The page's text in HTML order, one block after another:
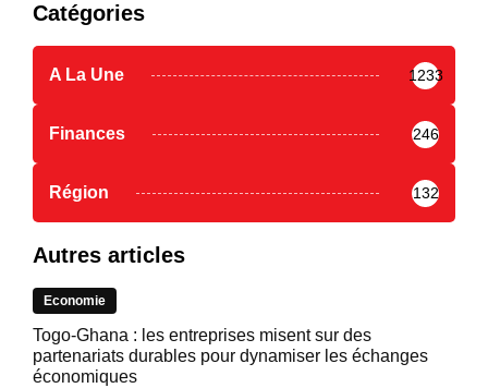
Catégories
A La Une 1233
Finances 246
Région 132
Autres articles
Economie
Togo-Ghana : les entreprises misent sur des
partenariats durables pour dynamiser les échanges
économiques